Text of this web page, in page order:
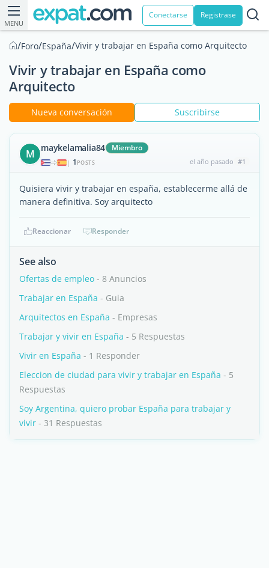
MENU
Conectarse Registrase
/Foro/España/Vivir y trabajar en España como Arquitecto
Vivir y trabajar en España como
Arquitecto
Nueva conversación Suscribirse
M maykelamalia84 Miembro
| 1 POSTS el año pasado #1
Quisiera vivir y trabajar en españa, establecerme allá de
manera definitiva. Soy arquitecto
Reaccionar Responder
See also
Ofertas de empleo - 8 Anuncios
Trabajar en España - Guia
Arquitectos en España - Empresas
Trabajar y vivir en España - 5 Respuestas
Vivir en España - 1 Responder
Eleccion de ciudad para vivir y trabajar en España - 5
Respuestas
Soy Argentina, quiero probar España para trabajar y
vivir - 31 Respuestas